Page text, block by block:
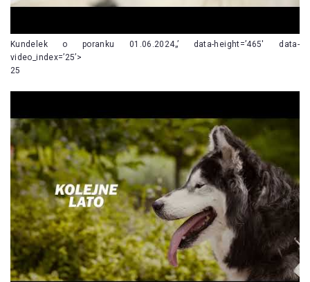
Kundelek o poranku 01.06.2024„’ data-height=’465′ data-
video_index=’25’>
25